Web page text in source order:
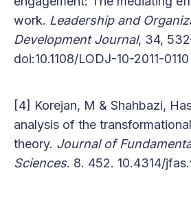
work. Leadership and
Development Journal, 34,
doi:10.1108/LODJ-10-2011-0110
[4] Korejan, M & Shahbazi,
analysis of the
theory. Journal of
Sciences. 8. 452. 10.4314/